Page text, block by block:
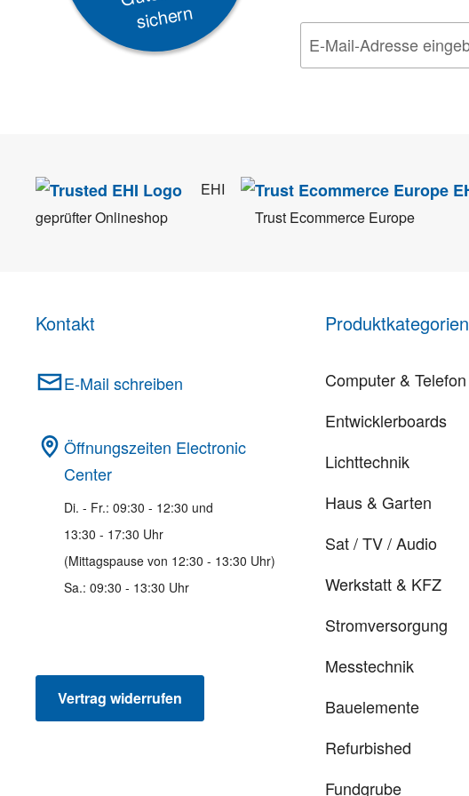
sichern
EHI
geprüfter Onlineshop
Trust Ecommerce Europe
Kontakt
E-Mail schreiben
Öffnungszeiten Electronic
Center
Di. - Fr.: 09:30 - 12:30 und
13:30 - 17:30 Uhr
(Mittagspause von 12:30 - 13:30 Uhr)
Sa.: 09:30 - 13:30 Uhr
Vertrag widerrufen
Produktkategorien
Computer & Telefon
Entwicklerboards
Lichttechnik
Haus & Garten
Sat / TV / Audio
Werkstatt & KFZ
Stromversorgung
Messtechnik
Bauelemente
Refurbished
Fundgrube